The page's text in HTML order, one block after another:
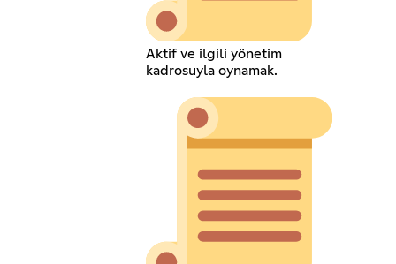
Aktif ve ilgili yönetim
kadrosuyla oynamak.